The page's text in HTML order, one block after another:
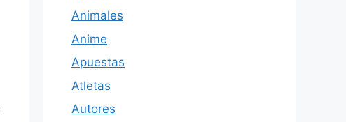
Animales
Anime
Apuestas
Atletas
Autores